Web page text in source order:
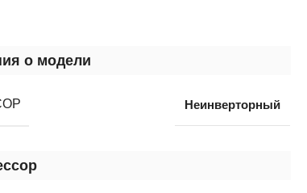
о модели
Неинверторный